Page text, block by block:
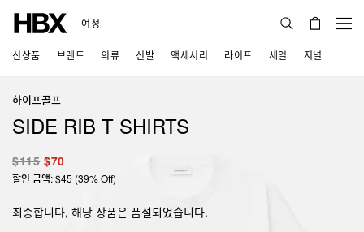
여성
신상품 브랜드 의류 신발 액세서리 라이프 세일 저널
하이프골프
SIDE RIB T SHIRTS
$115 $70
할인 금액: $45 (39% Off)
죄송합니다, 해당 상품은 품절되었습니다.